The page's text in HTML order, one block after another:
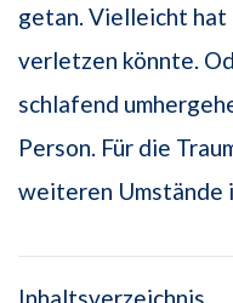
getan. Vielleicht hat
verletzen könnte.
schlafend
Person. Für die
weiteren Umstände
Inhaltsverzeichnis